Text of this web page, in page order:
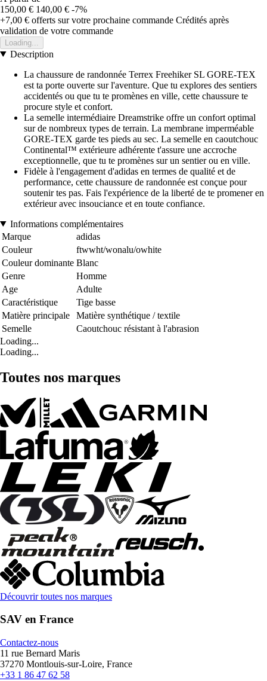
150,00 € 140,00 € -7%
+7,00 € offerts sur votre prochaine commande Crédités après
validation de votre commande
Loading...
Description
La chaussure de randonnée Terrex Freehiker SL GORE-TEX
est ta porte ouverte sur l'aventure. Que tu explores des sentiers
accidentés ou que tu te promènes en ville, cette chaussure te
procure style et confort.
La semelle intermédiaire Dreamstrike offre un confort optimal
sur de nombreux types de terrain. La membrane imperméable
GORE-TEX garde tes pieds au sec. La semelle en caoutchouc
Continental™ extérieure adhérente t'assure une accroche
exceptionnelle, que tu te promènes sur un sentier ou en ville.
Fidèle à l'engagement d'adidas en termes de qualité et de
performance, cette chaussure de randonnée est conçue pour
soutenir tes pas. Fais l'expérience de la liberté de te promener en
extérieur avec insouciance et en toute confiance.
Informations complémentaires
Marque
adidas
Couleur
ftwwht/wonalu/owhite
Couleur dominante Blanc
Genre
Homme
Age
Adulte
Caractéristique
Tige basse
Matière principale
Matière synthétique / textile
Semelle
Caoutchouc résistant à l'abrasion
Loading...
Loading...
Toutes nos marques
Découvrir toutes nos marques
SAV en France
Contactez-nous
11 rue Bernard Maris
37270 Montlouis-sur-Loire, France
+33 1 86 47 62 58